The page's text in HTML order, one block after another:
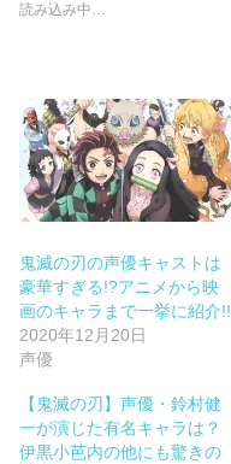
読み込み中…
鬼滅の刃の声優キャストは
豪華すぎる!?アニメから映
画のキャラまで一挙に紹介!!
2020年12月20日
声優
【鬼滅の刃】声優・鈴村健
一が演じた有名キャラは？
伊黒小芭内の他にも驚きの